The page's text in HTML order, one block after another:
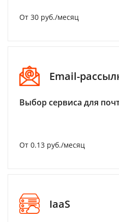
От 30 руб./месяц
Email-
Выбор сервиса для
От 0.13 руб./месяц
IaaS